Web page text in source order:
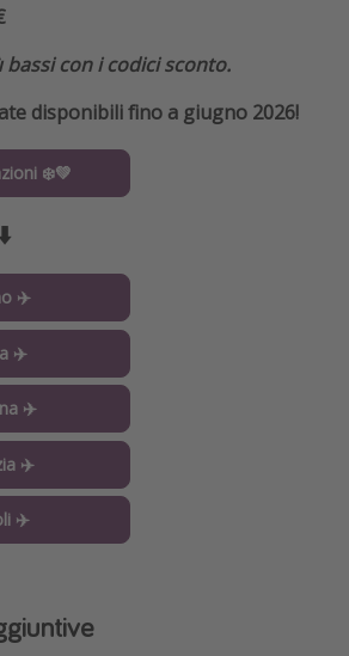
bassi con i codici sconto.
disponibili fino a giugno 2026!
❄️💚
✈️
✈️
✈️
✈️
✈️